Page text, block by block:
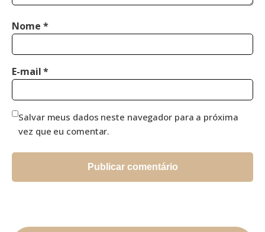
Nome *
E-mail*
Salvar meus dados neste navegador para a próxima
vez que eu comentar.